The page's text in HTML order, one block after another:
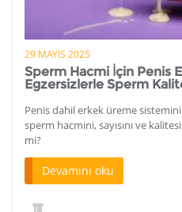
29 MAYIS 2025
Sperm Hacmi İçin Penis
Egzersizlerle Sperm
Penis dahil erkek üreme
sperm hacmini, sayısını ve
mi?
Devamını oku